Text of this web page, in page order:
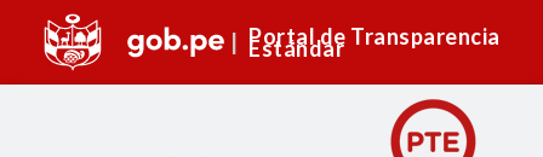
Portal de Transparencia
Estándar